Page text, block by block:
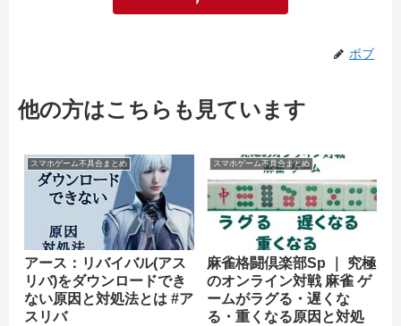
ボブ
他の方はこちらも見ています
スマホゲーム不具合まとめ
アース：リバイバル(アス
リバ)をダウンロードでき
ない原因と対処法とは #ア
スリバ
スマホゲーム不具合まとめ
麻雀格闘倶楽部Sp ｜ 究極
のオンライン対戦 麻雀 ゲ
ームがラグる・遅くな
る・重くなる原因と対処